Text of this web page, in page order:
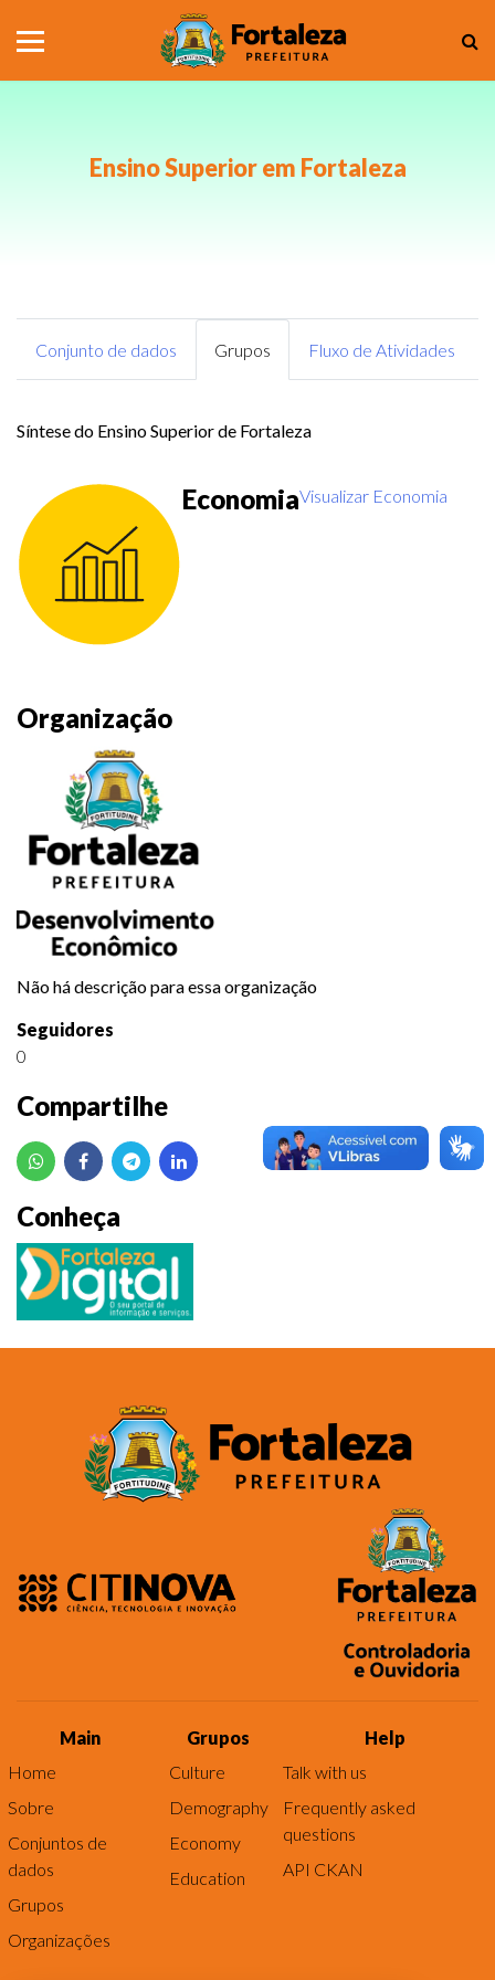
Ensino Superior em Fortaleza
Organização
Não há descrição para essa organização
Seguidores
0
Compartilhe
Conheça
Conjunto de dados Grupos Fluxo de Atividades
Síntese do Ensino Superior de Fortaleza
EconomiaVisualizar Economia
Main
Home
Sobre
Conjuntos de
dados
Grupos
Organizações
Grupos
Culture
Demography
Economy
Education
Help
Talk with us
Frequently asked
questions
API CKAN